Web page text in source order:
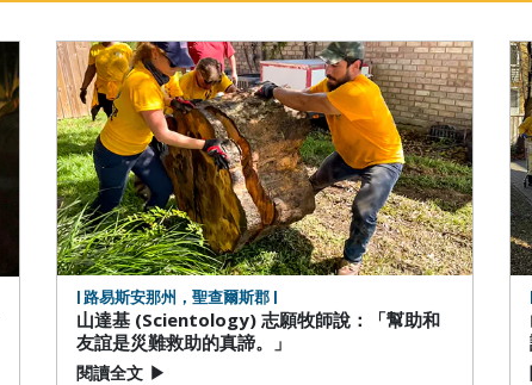
| 路易斯安那州，聖查爾斯郡 |
山達基 (Scientology) 志願牧師說：「幫助和
友誼是災難救助的真諦。」
閱讀全文 ▶